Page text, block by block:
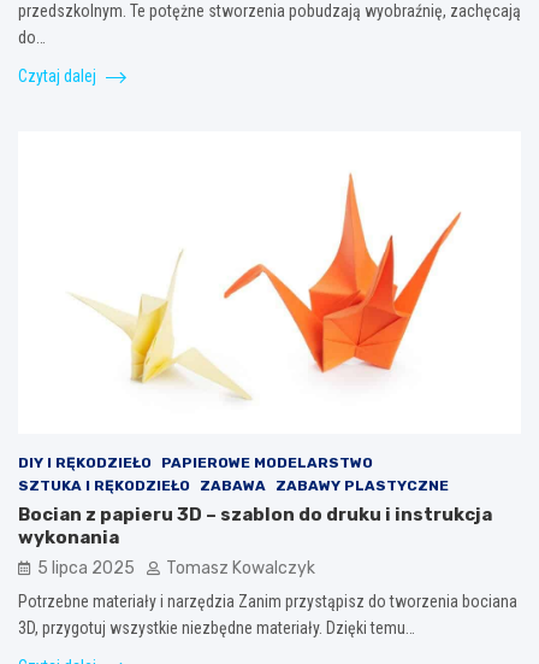
przedszkolnym. Te potężne stworzenia pobudzają wyobraźnię, zachęcają
do…
Czytaj dalej
DIY I RĘKODZIEŁO
PAPIEROWE MODELARSTWO
SZTUKA I RĘKODZIEŁO
ZABAWA ZABAWY PLASTYCZNE
Bocian z papieru 3D – szablon do druku i instrukcja
wykonania
5 lipca 2025 Tomasz Kowalczyk
Potrzebne materiały i narzędzia Zanim przystąpisz do tworzenia bociana
3D, przygotuj wszystkie niezbędne materiały. Dzięki temu…